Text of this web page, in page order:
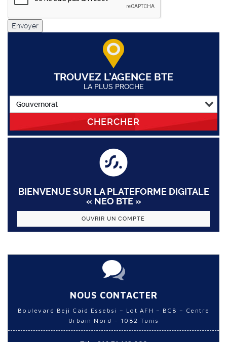
Envoyer
TROUVEZ L’AGENCE BTE
LA PLUS PROCHE
CHERCHER
BIENVENUE SUR LA PLATEFORME DIGITALE
« NEO BTE »
OUVRIR UN COMPTE
NOUS CONTACTER
Boulevard Beji Caid Essebsi – Lot AFH – BC8 – Centre
Urbain Nord – 1082 Tunis